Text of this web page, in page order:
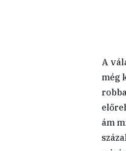
A
még
ám